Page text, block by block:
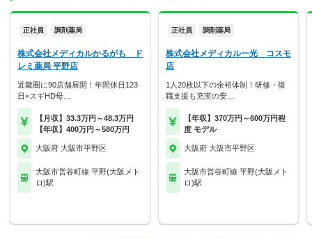
正社員 調剤薬局
株式会社メディカルかるがも ド
レミ薬局 平野店
近畿圏に90店舗展開！年間休日123
日×スギHD母…
【月収】33.3万円～48.3万円
【年収】400万円～580万円
大阪府 大阪市平野区
大阪市営谷町線 平野(大阪メト
ロ)駅
正社員 調剤薬局
株式会社メディカル一光 コスモ
店
1人20枚以下の余裕体制！研修・復
職支援も充実の安…
【年収】370万円～600万円程
度 モデル
大阪府 大阪市平野区
大阪市営谷町線 平野(大阪メト
ロ)駅